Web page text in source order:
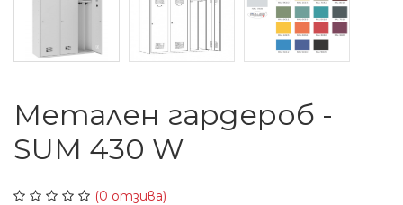
Метален гардероб -
SUM 430 W
(0 отзива)